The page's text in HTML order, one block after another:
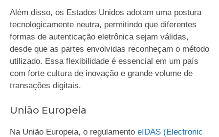
Além disso, os Estados Unidos adotam uma postura
tecnologicamente neutra, permitindo que diferentes
formas de autenticação eletrônica sejam válidas,
desde que as partes envolvidas reconheçam o método
utilizado. Essa flexibilidade é essencial em um país
com forte cultura de inovação e grande volume de
transações digitais.
União Europeia
Na União Europeia, o regulamento eIDAS (Electronic